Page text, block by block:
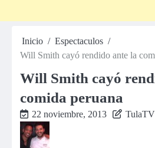
Inicio
Espectaculos
Will Smith cayó rendido ante la
Will Smith cayó
comida peruana
22 noviembre, 2013 TulaTV